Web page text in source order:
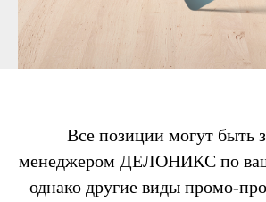
Все позиции могут быть
менеджером ДЕЛОНИКС по
однако другие виды промо-